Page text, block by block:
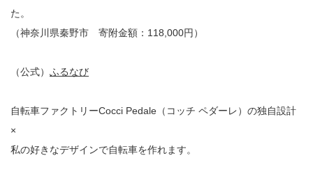
た。
（神奈川県秦野市 寄附金額：118,000円）
（公式） ふるなび
自転車ファクトリーCocci Pedale（コッチ ペダーレ）の独自設計
×
私の好きなデザインで自転車を作れます。